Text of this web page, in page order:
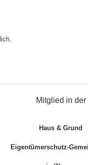
Mitglied in der
Haus & Grund
Eigentümerschutz-